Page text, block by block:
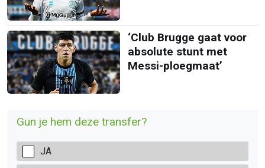
‘Club Brugge gaat voor
absolute stunt met
Messi-ploegmaat’
Gun je hem deze transfer?
JA